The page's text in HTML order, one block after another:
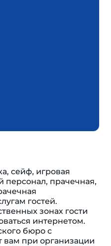
сейф, игровая
персонал, прачечная,
гостей.
зонах гости
интернетом.
бюро с
вам при организации